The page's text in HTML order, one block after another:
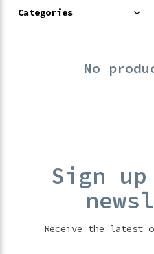
Categories
No
Sign
Receive the latest